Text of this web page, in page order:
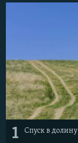
УКРАИНСКАЯ
Все сайты RFE/
1 Спуск в